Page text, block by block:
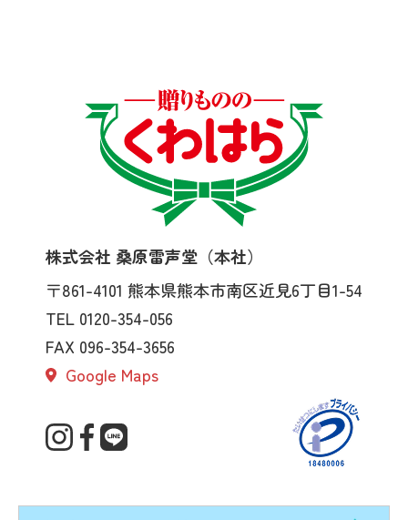
株式会社 桑原雷声堂（本社）
〒861-4101 熊本県熊本市南区近見6丁目1-54
TEL 0120-354-056
FAX 096-354-3656
Google Maps